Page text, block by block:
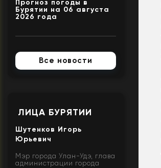
Прогноз погоды в
Бурятии на 06 августа
2026 года
Все новости
ЛИЦА БУРЯТИИ
Шутенков Игорь
Юрьевич
Мэр города Улан-Удэ, глава
администрации города